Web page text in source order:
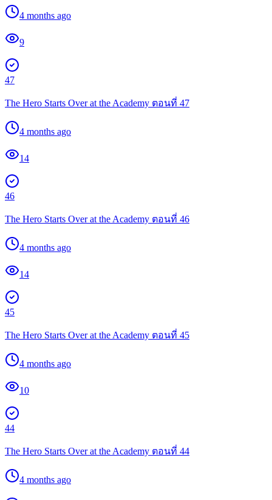
4 months ago
9
47
The Hero Starts Over at the Academy ตอนที่ 47
4 months ago
14
46
The Hero Starts Over at the Academy ตอนที่ 46
4 months ago
14
45
The Hero Starts Over at the Academy ตอนที่ 45
4 months ago
10
44
The Hero Starts Over at the Academy ตอนที่ 44
4 months ago